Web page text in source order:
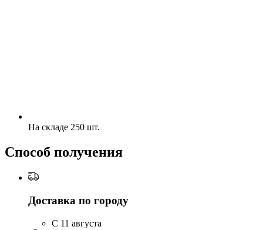
На складе 250 шт.
Способ получения
Доставка по городу
C 11 августа